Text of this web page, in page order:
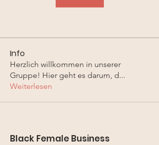
Info
Herzlich willkommen in unserer
Gruppe! Hier geht es darum, d...
Weiterlesen
Black Female Business